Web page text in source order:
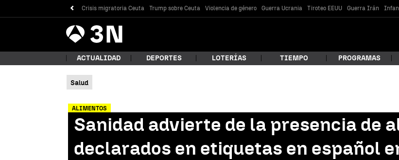
Crisis migratoria Ceuta Trump sobre Ceuta Violencia de género Guerra Ucrania Tiroteo EEUU Guerra Irán
Antena
3 Noticias
¿Qué estás buscando?
ACTUALIDAD DEPORTES LOTERÍAS TIEMPO PROGRAMAS
Salud
ALIMENTOS
Sanidad advierte de la presencia de
declarados en etiquetas en español